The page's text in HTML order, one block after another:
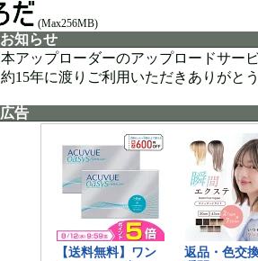
(Max256MB)
お知らせ
本アップローダーのアップロードサー
約15年に渡りご利用いただきありがと
広告